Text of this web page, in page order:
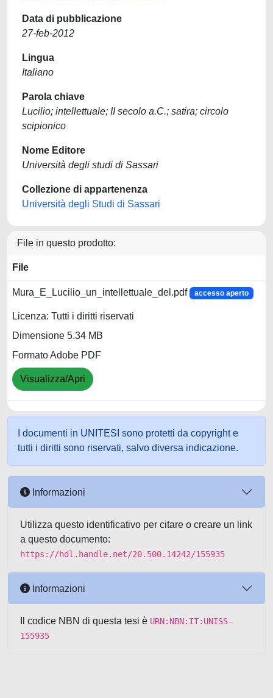
Data di pubblicazione
27-feb-2012
Lingua
Italiano
Parola chiave
Lucilio; intellettuale; II secolo a.C.; satira; circolo
scipionico
Nome Editore
Università degli studi di Sassari
Collezione di appartenenza
Università degli Studi di Sassari
File in questo prodotto:
File
Mura_E_Lucilio_un_intellettuale_del.pdf accesso aperto
Licenza: Tutti i diritti riservati
Dimensione 5.34 MB
Formato Adobe PDF
Visualizza/Apri
I documenti in UNITESI sono protetti da copyright e
tutti i diritti sono riservati, salvo diversa indicazione.
Informazioni
Utilizza questo identificativo per citare o creare un link
a questo documento:
https://hdl.handle.net/20.500.14242/155935
Informazioni
Il codice NBN di questa tesi è URN:NBN:IT:UNISS-
155935